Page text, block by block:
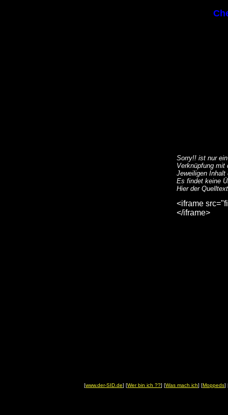
Sorry!! ist nur
Verknüpfung mit
Jeweiligen Inhalt
Es findet keine
Hier der
<iframe
</iframe>
[www.der-SID.de] [Wer bin ich ??] [Was mach ich] [Moppeds]